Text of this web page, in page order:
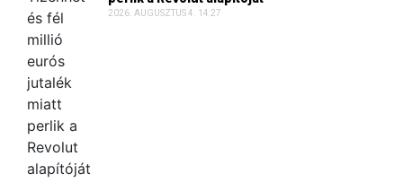
2026. AUGUSZTUS 4. 14:27